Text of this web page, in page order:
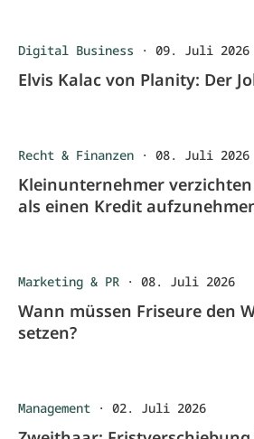
Digital Business · 09. Juli 2026
Elvis Kalac von Planity: Der
Recht & Finanzen · 08. Juli 2026
Kleinunternehmer
als einen Kredit
Marketing & PR · 08. Juli 2026
Wann müssen Friseure den
setzen?
Management · 02. Juli 2026